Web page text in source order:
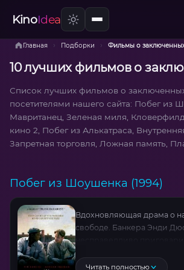
KinoIdea
Главная › Подборки › Фильмы о
10 лучших фильмов о
Список лучших фильмов о
посетителями нашего сайта: Побег из
Мавританец, Зеленая миля,
кино 2, Побег из Алькатраса,
Запретная торговля, Ложная память,
Побег из Шоушенка (1994)
Вдохновляющая драма о
свободе. Банкера Энди
её любовника. Попав в
Читать полностью